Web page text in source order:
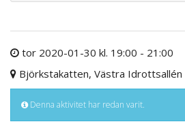
tor 2020-01-30 kl. 19:00 - 21:00
Björkstakatten, Västra Idrottsallén
Denna aktivitet har redan varit.